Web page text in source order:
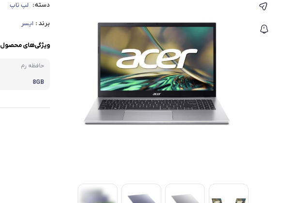
Core i5
Core i7
Core i9
Ryzen 3
Ryzen 5
کامپیوتر های همه کاره
کنسول بازی
دسته: لپ تاپ
برند : ایسر
ویژگی‌های محصول
حافظه رم
8GB